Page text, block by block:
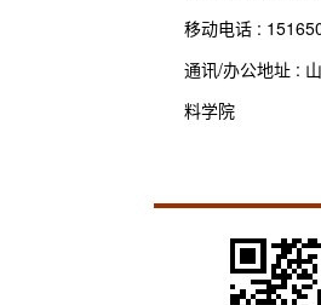
移动电话 :
通讯/办公地址 :
料学院